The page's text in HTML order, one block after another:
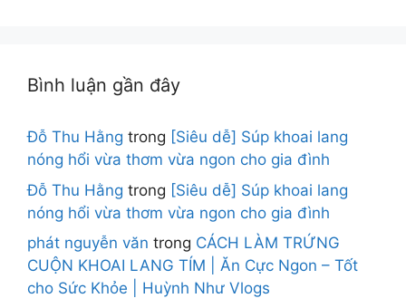
Bình luận gần đây
Đỗ Thu Hằng trong [Siêu dễ] Súp khoai lang
nóng hổi vừa thơm vừa ngon cho gia đình
Đỗ Thu Hằng trong [Siêu dễ] Súp khoai lang
nóng hổi vừa thơm vừa ngon cho gia đình
phát nguyễn văn trong CÁCH LÀM TRỨNG
CUỘN KHOAI LANG TÍM | Ăn Cực Ngon – Tốt
cho Sức Khỏe | Huỳnh Như Vlogs